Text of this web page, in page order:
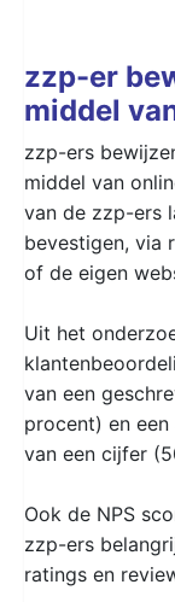
zzp-er
middel
zzp-ers
middel van
van de zzp-ers
bevestigen, via
of de eigen
Uit het
van een
procent) en
van een cijfer
Ook de NPS
zzp-ers
ratings en